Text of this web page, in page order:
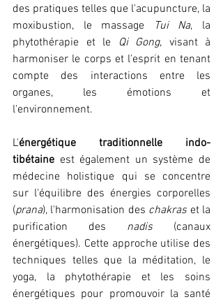
des pratiques telles que l'acupuncture, la
moxibustion, le massage
Tui Na, la
phytothérapie et le
Qi Gong, visant à
harmoniser le corps et l'esprit en tenant
compte des interactions entre les
organes, les émotions et
l'environnement.
L'énergétique traditionnelle indo-
tibétaine est également un système de
médecine holistique qui se concentre
sur l'équilibre des énergies corporelles
(prana), l'harmonisation des chakras et la
purification des nadis (canaux
énergétiques). Cette approche utilise des
techniques telles que la méditation, le
yoga, la phytothérapie et les soins
énergétiques pour promouvoir la santé